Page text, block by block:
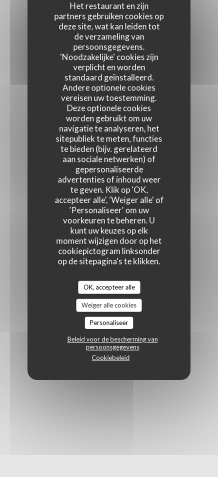
Het restaurant en zijn
partners gebruiken cookies op
deze site, wat kan leiden tot
de verzameling van
persoonsgegevens.
'Noodzakelijke' cookies zijn
verplicht en worden
standaard geïnstalleerd.
Andere optionele cookies
vereisen uw toestemming.
Deze optionele cookies
worden gebruikt om uw
navigatie te analyseren, het
sitepubliek te meten, functies
te bieden (bijv. gerelateerd
aan sociale netwerken) of
gepersonaliseerde
advertenties of inhoud weer
te geven. Klik op 'OK,
accepteer alle', 'Weiger alle' of
'Personaliseer' om uw
voorkeuren te beheren. U
kunt uw keuzes op elk
moment wijzigen door op het
cookiepictogram linksonder
op de sitepagina's te klikken.
OK, accepteer alle
Weiger alle cookies
Personaliseer
Beleid voor de bescherming van
persoonsgegevens
Cookiebeleid